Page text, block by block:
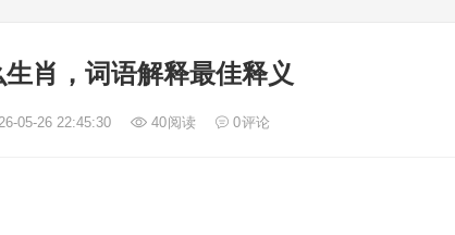
肖，词语解释最佳释义
05-26 22:45:30 40阅读 0评论